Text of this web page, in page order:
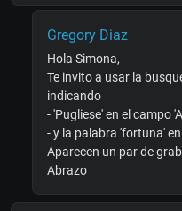
Gregory Diaz
Hola Simona,
Te invito a usar la
indicando
- 'Pugliese' en el campo
- y la palabra 'fortuna'
Aparecen un par de
Abrazo